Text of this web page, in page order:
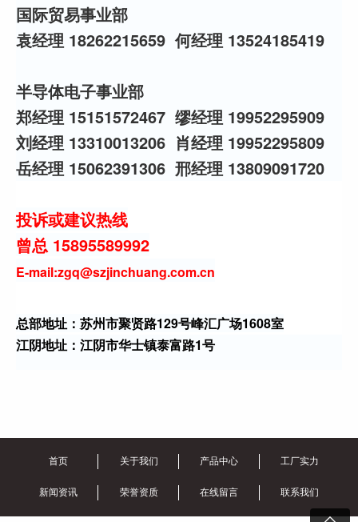
国际贸易事业部
袁经理 18262215659 何经理 13524185419
半导体电子事业部
郑经理 15151572467 缪经理 19952295909
刘经理 13310013206 肖经理 19952295809
岳经理 15062391306 邢经理 13809091720
投诉或建议热线
曾总 15895589992
E-mail:zgq@szjinchuang.com.cn
总部地址：苏州市聚贤路129号峰汇广场1608室
江阴地址：江阴市华士镇泰富路1号
首页 关于我们 产品中心 工厂实力
新闻资讯 荣誉资质 在线留言 联系我们